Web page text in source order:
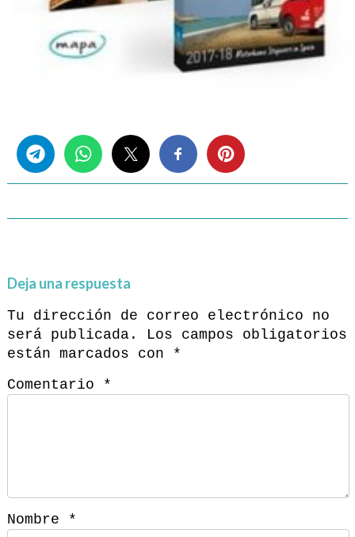
Deja una respuesta
Tu dirección de correo electrónico no
será publicada.
Los campos obligatorios
están marcados con
*
Comentario
*
Nombre *